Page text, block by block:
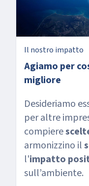
Il nostro impatto
Agiamo per
migliore
Desideriamo
per altre
compiere
armonizzino il
l'impatto
sull’ambiente.